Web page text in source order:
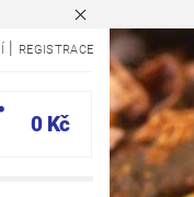
REGISTRACE
0 Kč